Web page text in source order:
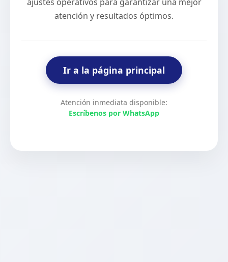
atención y resultados óptimos.
Ir a la página principal
Atención inmediata disponible:
Escríbenos por WhatsApp